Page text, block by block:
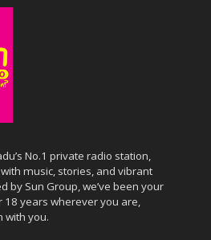
No.1 private radio station,
music, stories, and vibrant
by Sun Group, we’ve been your
years wherever you are,
with you.